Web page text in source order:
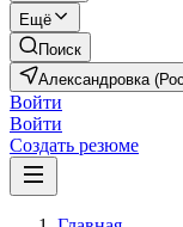
Ещё
Поиск
Александровка
Войти
Войти
Создать резюме